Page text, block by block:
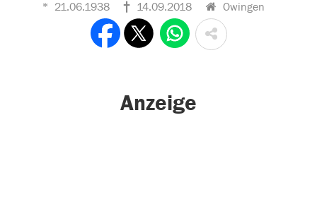
21.06.1938 14.09.2018 Owingen
Anzeige